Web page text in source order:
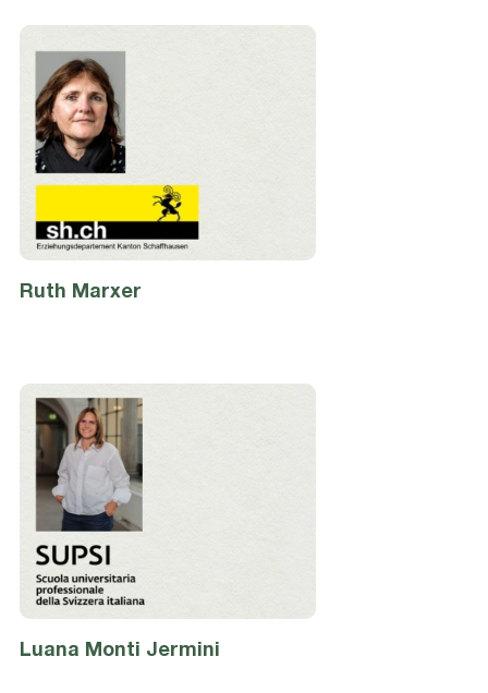
Ruth Marxer
Luana Monti Jermini